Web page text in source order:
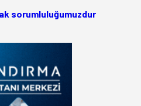
sorumluluğumuzdur